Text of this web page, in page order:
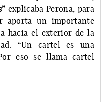
explicaba Perona, para
aporta un importante
hacia el exterior de la
“Un cartel es una
eso se llama cartel